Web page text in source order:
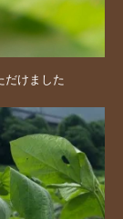
だけました